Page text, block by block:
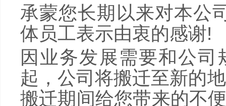
承蒙您长期以来对本公
体员工表示由衷的感谢!
因业务发展需要和公
起，公司将搬迁至新的
搬迁期间给您带来的不